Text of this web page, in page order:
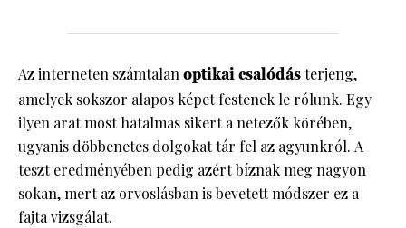
Az interneten számtalanoptikai csalódásterjeng,
amelyek sokszor alapos képet festenek le rólunk. Egy
ilyen arat most hatalmas sikert a netezők körében,
ugyanis döbbenetes dolgokat tár fel az agyunkról. A
teszt eredményében pedig azért bíznak meg nagyon
sokan, mert az orvoslásban is bevetett módszer ez a
fajta vizsgálat.